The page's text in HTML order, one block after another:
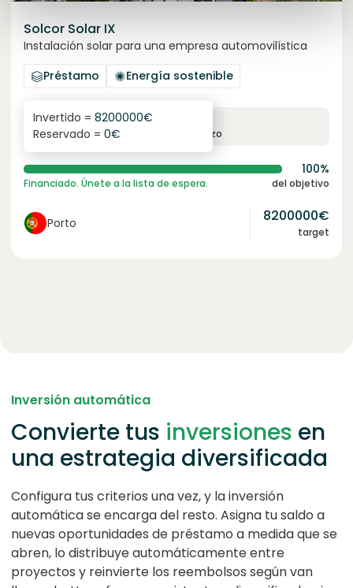
Solcor Solar IX
Instalación solar para una empresa automovilística
Préstamo
Energía sostenible
6.1%
interés anual plazo
Invertido = 8200000€
Reservado = 0€
100%
Financiado. Únete a la lista de espera. del objetivo
Porto 8200000€
target
Inversión automática
Convierte tus inversiones en
una estrategia diversificada
Configura tus criterios una vez, y la inversión
automática se encarga del resto. Asigna tu saldo a
nuevas oportunidades de préstamo a medida que se
abren, lo distribuye automáticamente entre
proyectos y reinvierte los reembolsos según van